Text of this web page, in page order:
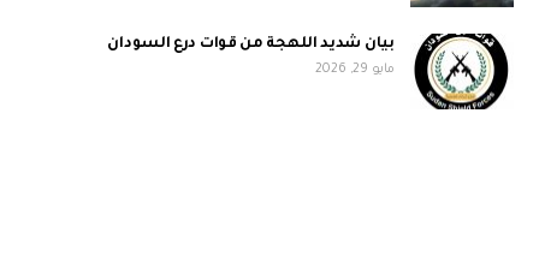
بيان شديد اللهجة من قوات درع السودان
مايو 29, 2026